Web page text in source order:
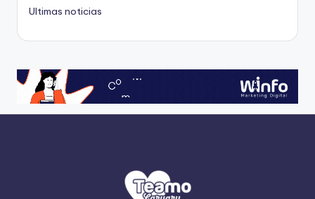
Ultimas noticias